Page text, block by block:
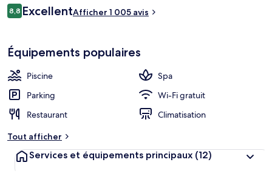
Arrêt de tram Wellington-UPF, à 7 min.
est
de
Avis
voyageurs
8,88,8 sur 10
ExcellentAfficher 1 005 avis
Équipements populaires
Piscine
Spa
Parking
Wi-Fi gratuit
Restaurant
Climatisation
Tout afficher
Services et équipements principaux (12)